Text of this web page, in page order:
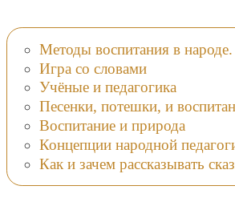
Методы воспитания в
Игра со словами
Учёные и педагогика
Песенки, потешки, и
Воспитание и природа
Концепции народной
Как и зачем рассказывать